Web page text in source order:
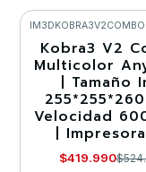
-20%
Agotado
IM3DKOBRA3V2COMBO
Kobra3 V2
Multicolor
| Tamaño
Velocidad
|
$419.990